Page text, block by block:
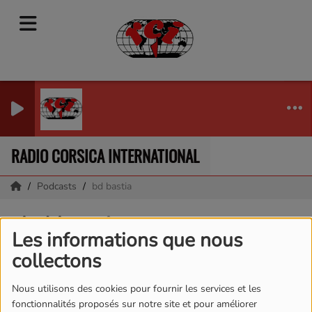
Les informations que nous
collectons
Nous utilisons des cookies pour fournir les services et les
fonctionnalités proposés sur notre site et pour améliorer
RADIO CORSICA INTERNATIONAL
Podcasts bd bastia
bd bastia